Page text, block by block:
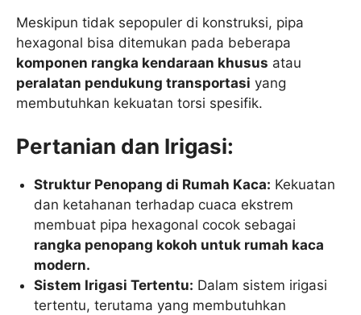
Meskipun tidak sepopuler di konstruksi, pipa
hexagonal bisa ditemukan pada beberapa
komponen rangka kendaraan khusus atau
peralatan pendukung transportasi yang
membutuhkan kekuatan torsi spesifik.
Pertanian dan Irigasi:
Struktur Penopang di Rumah Kaca: Kekuatan
dan ketahanan terhadap cuaca ekstrem
membuat pipa hexagonal cocok sebagai
rangka penopang kokoh untuk rumah kaca
modern.
Sistem Irigasi Tertentu: Dalam sistem irigasi
tertentu, terutama yang membutuhkan